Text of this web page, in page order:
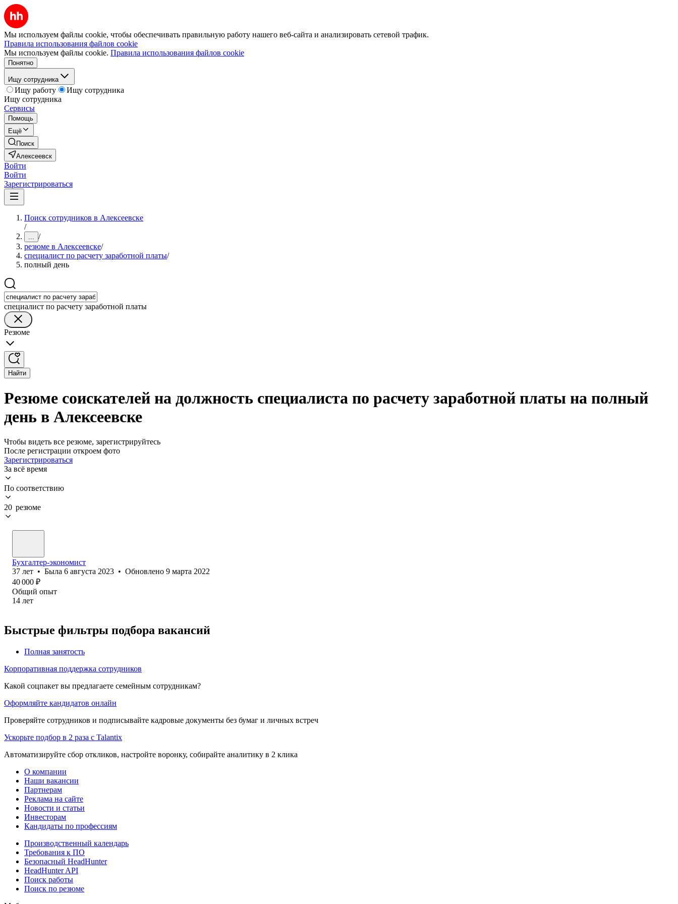
Мы используем файлы cookie, чтобы обеспечивать правильную работу нашего веб-сайта и анализировать сетевой трафик.
Правила использования файлов cookie
Мы используем файлы cookie. Правила использования файлов cookie
Понятно
Ищу сотрудника
Ищу работу
Ищу сотрудника
Ищу сотрудника
Сервисы
Помощь
Ещё
Поиск
Алексеевск
Войти
Войти
Зарегистрироваться
Поиск сотрудников в Алексеевске
/
... /
резюме в Алексеевске/
специалист по расчету заработной платы/
полный день
специалист по расчету заработной платы
Резюме
Найти
Резюме соискателей на должность специалиста по расчету заработной платы на полный
день в Алексеевске
Чтобы видеть все резюме, зарегистрируйтесь
После регистрации откроем фото
Зарегистрироваться
За всё время
По соответствию
20 резюме
Бухгалтер-экономист
37 лет • Была 6 августа 2023 • Обновлено 9 марта 2022
40 000 ₽
Общий опыт
14 лет
Быстрые фильтры подбора вакансий
Полная занятость
Корпоративная поддержка сотрудников
Какой соцпакет вы предлагаете семейным сотрудникам?
Оформляйте кандидатов онлайн
Проверяйте сотрудников и подписывайте кадровые документы без бумаг и личных встреч
Ускорьте подбор в 2 раза с Talantix
Автоматизируйте сбор откликов, настройте воронку, собирайте аналитику в 2 клика
О компании
Наши вакансии
Партнерам
Реклама на сайте
Новости и статьи
Инвесторам
Кандидаты по профессиям
Производственный календарь
Требования к ПО
Безопасный HeadHunter
HeadHunter API
Поиск работы
Поиск по резюме